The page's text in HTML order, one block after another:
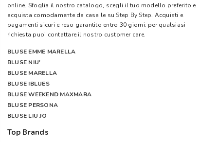
online. Sfoglia il nostro catalogo, scegli il tuo modello preferito e
acquista comodamente da casa le suStep By Step. Acquisti e
pagamenti sicuri e reso garantito entro 30 giorni: per qualsiasi
richiesta puoi contattare il nostro customer care.
BLUSE EMME MARELLA
BLUSE NIU'
BLUSE MARELLA
BLUSE IBLUES
BLUSE WEEKEND MAXMARA
BLUSE PERSONA
BLUSE LIU JO
Top Brands